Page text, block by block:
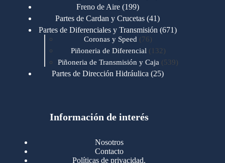
Freno de Aire 199199
productos
Partes de Cardan y Crucetas 4141
productos
Partes de Diferenciales y Transmisión 671671
Coronas y Speed 7676
productos
Piñoneria de Diferencial 132 132
productos
Piñoneria de Transmisión y Caja 539539
Partes de Dirección Hidráulica 2525
Motores Cummins 723
Cummins B/C 855
Cummins ISF
Información de interés
Nosotros
Contacto
Políticas de privacidad.